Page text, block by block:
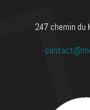
247 chemin du